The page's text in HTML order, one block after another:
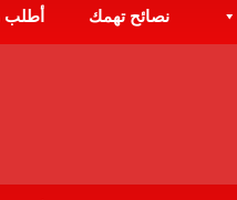
نصائح تهمك